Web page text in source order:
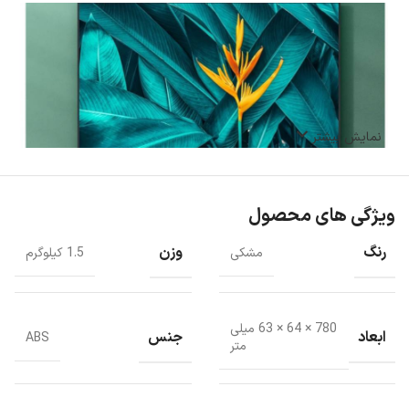
نمایش بیشتر
ویژگی های محصول
رنگ مشکی وزن 1.5 کیلوگرم
ابعاد
780 × 64 × 63 میلی
متر
جنس ABS